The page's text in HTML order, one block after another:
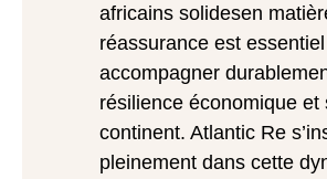
africains solidesen
réassurance est
accompagner
résilience économique et
continent. Atlantic Re
pleinement dans cette